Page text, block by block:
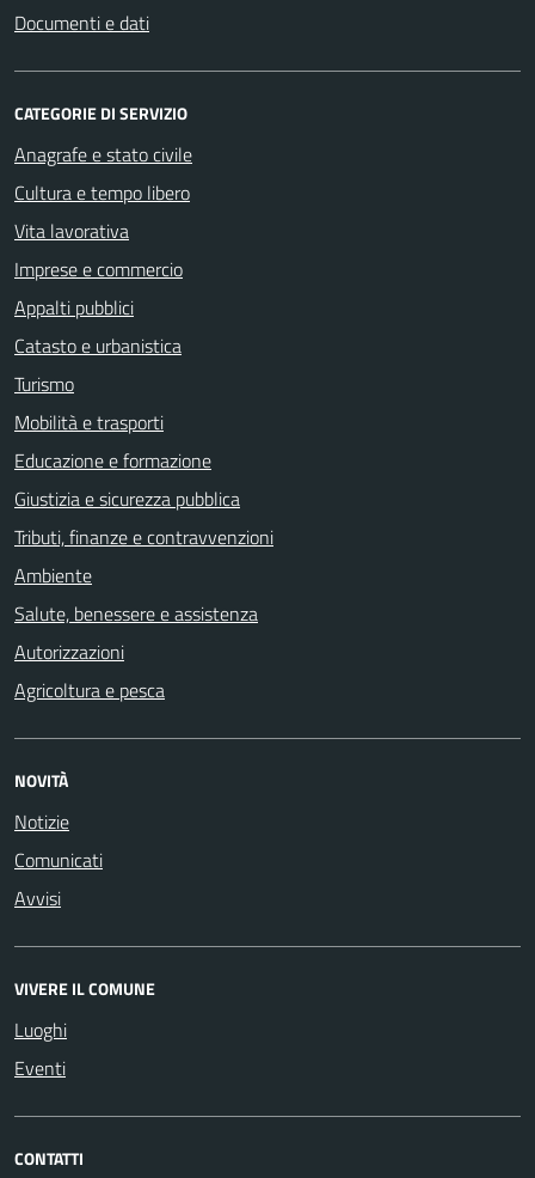
Documenti e dati
CATEGORIE DI SERVIZIO
Anagrafe e stato civile
Cultura e tempo libero
Vita lavorativa
Imprese e commercio
Appalti pubblici
Catasto e urbanistica
Turismo
Mobilità e trasporti
Educazione e formazione
Giustizia e sicurezza pubblica
Tributi, finanze e contravvenzioni
Ambiente
Salute, benessere e assistenza
Autorizzazioni
Agricoltura e pesca
NOVITÀ
Notizie
Comunicati
Avvisi
VIVERE IL COMUNE
Luoghi
Eventi
CONTATTI